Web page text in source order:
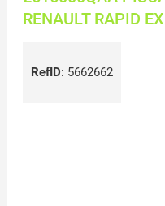
RENAULT RAPID
RefID: 5662662